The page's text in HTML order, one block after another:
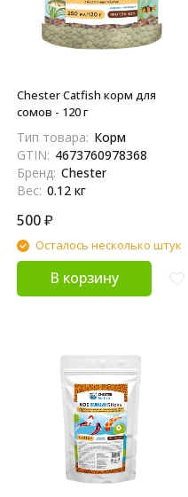
Chester Catfish корм для
сомов - 120 г
Тип товара: Корм
GTIN: 4673760978368
Бренд: Chester
Вес: 0.12 кг
500₽
Осталось несколько штук
В корзину